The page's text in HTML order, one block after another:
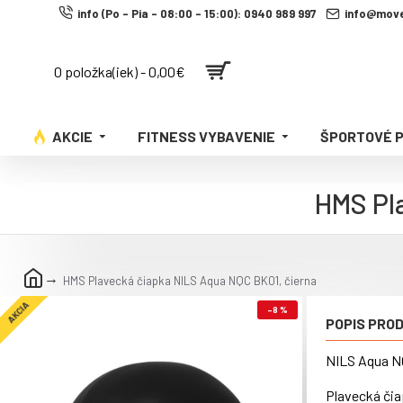
info (Po - Pia - 08:00 - 15:00): 0940 989 997
0 položka(iek) - 0,00€
AKCIE FITNESS VYBAVENIE ŠPORTOVÉ
HMS Plavecká čiapka NILS Aqua NQC BK01, čierna
HMS
AKCIA -8 %
POPIS
NILS Aqua
Plavecká